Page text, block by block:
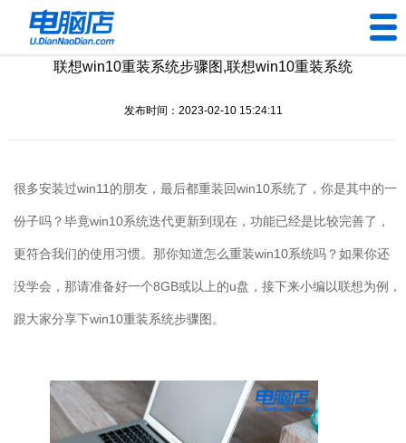
U盘工具
装机问题
电脑问题
联想win10重装系统步骤图,联想win10重装系统
发布时间：2023-02-10 15:24:11
很多安装过win11 的朋友，最后都重装回win10系统了，你是其中的一
份子吗？毕竟win10系统迭代更新到现在，功能已经是比较完善了，
更符合我们的使用习惯。那你知道怎么重装win10系统吗？如果你还
没学会，那请准备好一个8GB或以上的u盘，接下来小编以联想为例，
跟大家分享下win10重装系统步骤图。